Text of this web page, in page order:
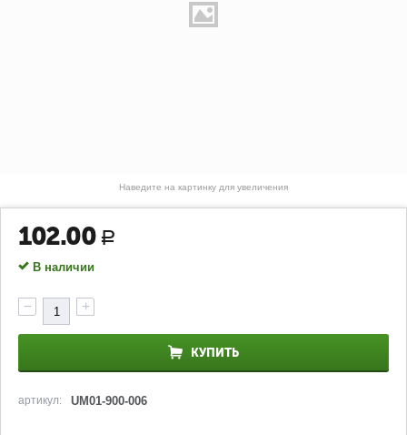
Наведите на картинку для увеличения
102.00 Р
В наличии
+
−
КУПИТЬ
артикул: UM01-900-006